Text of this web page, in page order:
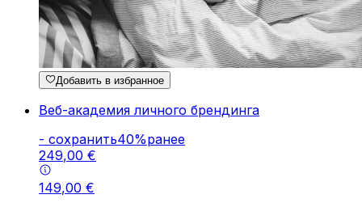
Добавить в избранное
Веб-академия личного брендинга
- cохранить40%ранее
249,00 €
149,00 €